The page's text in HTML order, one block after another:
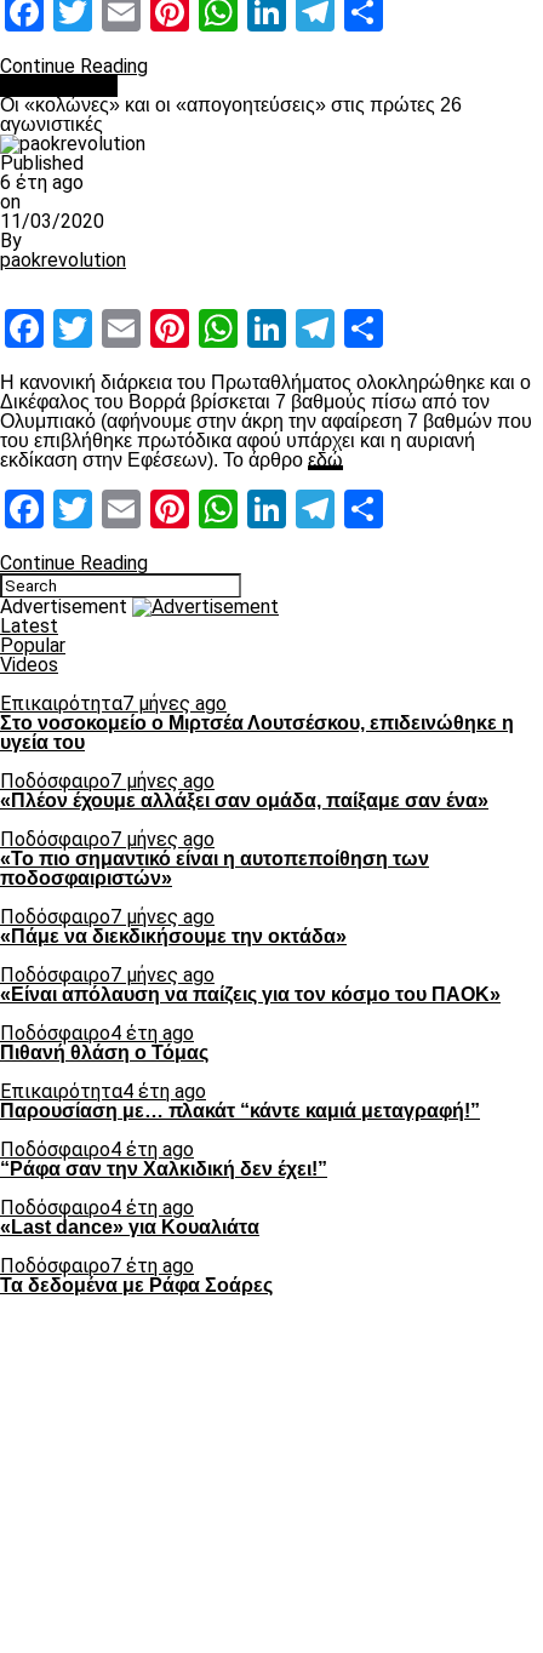
Facebook
Twitter
EmailPinterest
WhatsApp
LinkedInTelegram
Continue Reading
Οι «κολώνες» και οι «απογοητεύσεις» στις πρώτες 26
αγωνιστικές
Published
6 έτη ago
on
11/03/2020
By
paokrevolution
Facebook
Twitter
EmailPinterest
WhatsApp
LinkedIn
Telegram
Η κανονική διάρκεια του Πρωταθλήματος ολοκληρώθηκε και ο
Δικέφαλος του Βορρά βρίσκεται 7 βαθμούς πίσω από τον
Ολυμπιακό (αφήνουμε στην άκρη την αφαίρεση 7 βαθμών που
του επιβλήθηκε πρωτόδικα αφού υπάρχει και η αυριανή
εκδίκαση στην Εφέσεων). Το άρθρο εδώ
Facebook
Twitter
EmailPinterest
WhatsApp
LinkedIn
Telegram
Continue Reading
Advertisement
Latest
Popular
Videos
Επικαιρότητα7 μήνες ago
Στο νοσοκομείο ο Μιρτσέα Λουτσέσκου, επιδεινώθηκε η
υγεία του
Ποδόσφαιρο7 μήνες ago
«Πλέον έχουμε αλλάξει σαν ομάδα, παίξαμε σαν ένα»
Ποδόσφαιρο7 μήνες ago
«Το πιο σημαντικό είναι η αυτοπεποίθηση των
ποδοσφαιριστών»
Ποδόσφαιρο7 μήνες ago
«Πάμε να διεκδικήσουμε την οκτάδα»
Ποδόσφαιρο7 μήνες ago
«Είναι απόλαυση να παίζεις για τον κόσμο του ΠΑΟΚ»
Ποδόσφαιρο4 έτη ago
Πιθανή θλάση ο Τόμας
Επικαιρότητα4 έτη ago
Παρουσίαση με… πλακάτ “κάντε καμιά μεταγραφή!”
Ποδόσφαιρο4 έτη ago
“Ράφα σαν την Χαλκιδική δεν έχει!”
Ποδόσφαιρο4 έτη ago
«Last dance» για Κουαλιάτα
Ποδόσφαιρο7 έτη ago
Τα δεδομένα με Ράφα Σοάρες